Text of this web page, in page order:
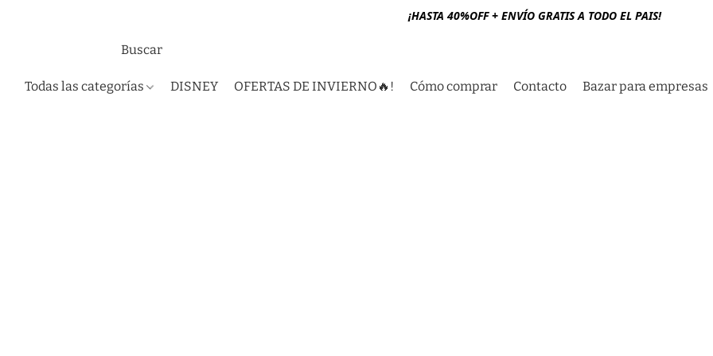
¡HASTA 40%OFF + ENVÍO GRATIS A TODO EL PAIS!
Todas las categorías DISNEY OFERTAS DE INVIERNO🔥! Cómo comprar Contacto Bazar para empresas